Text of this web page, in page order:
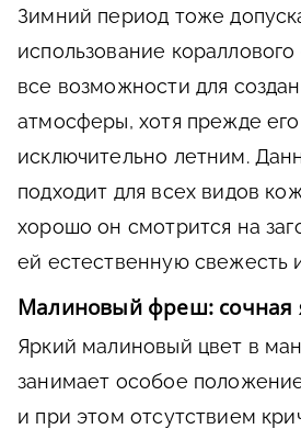
Зимний период тоже
использование кораллового
все возможности для
атмосферы, хотя прежде его
исключительно летним.
подходит для всех видов
хорошо он смотрится на
ей естественную свежесть
Малиновый фреш: сочная
Яркий малиновый цвет в
занимает особое
и при этом отсутствием